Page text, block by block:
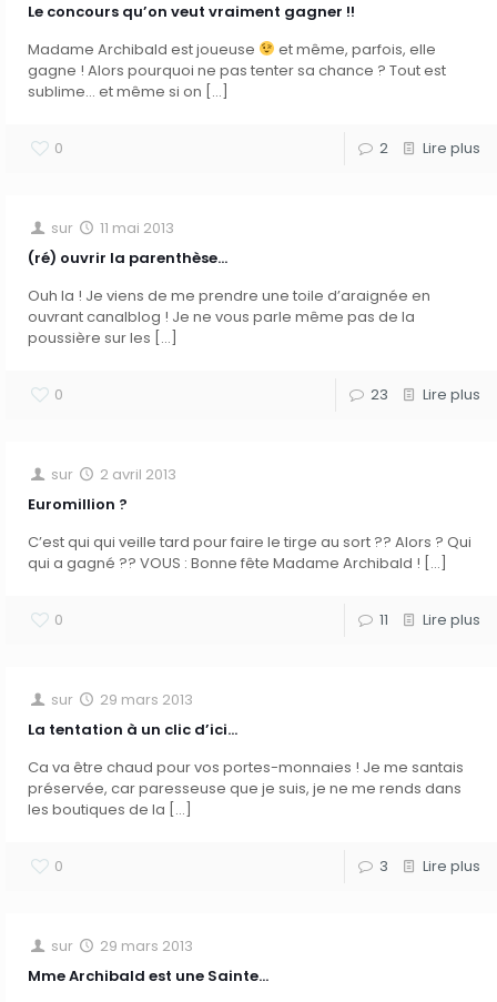
Le concours qu’on veut vraiment gagner !!
Madame Archibald est joueuse
et même, parfois, elle
gagne ! Alors pourquoi ne pas tenter sa chance ? Tout est
sublime… et même si on […]
0 2 Lire plus
sur
11 mai 2013
(ré) ouvrir la parenthèse…
Ouh la ! Je viens de me prendre une toile d’araignée en
ouvrant canalblog ! Je ne vous parle même pas de la
poussière sur les […]
0 23 Lire plus
sur
2 avril 2013
Euromillion ?
C’est qui qui veille tard pour faire le tirge au sort ?? Alors ? Qui
qui a gagné ?? VOUS : Bonne fête Madame Archibald ! […]
0 11 Lire plus
sur
29 mars 2013
La tentation à un clic d’ici…
Ca va être chaud pour vos portes-monnaies ! Je me santais
préservée, car paresseuse que je suis, je ne me rends dans
les boutiques de la […]
0 3 Lire plus
sur
29 mars 2013
Mme Archibald est une Sainte…